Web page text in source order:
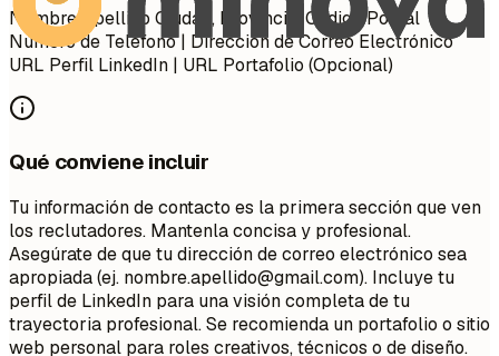
Nombre Apellido Ciudad, Provincia, Código Postal
Número de Teléfono | Dirección de Correo Electrónico
URL Perfil LinkedIn | URL Portafolio (Opcional)
Qué conviene incluir
Tu información de contacto es la primera sección que ven
los reclutadores. Mantenla concisa y profesional.
Asegúrate de que tu dirección de correo electrónico sea
apropiada (ej. nombre.apellido@gmail.com). Incluye tu
perfil de LinkedIn para una visión completa de tu
trayectoria profesional. Se recomienda un portafolio o sitio
web personal para roles creativos, técnicos o de diseño.